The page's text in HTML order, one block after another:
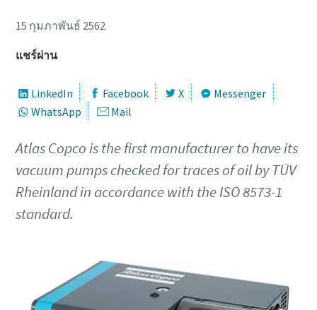
15 กุมภาพันธ์ 2562
แชร์ผ่าน
LinkedIn Facebook X
Messenger
WhatsApp
Mail
Atlas Copco is the first manufacturer to have its
vacuum pumps checked for traces of oil by TÜV
Rheinland in accordance with the ISO 8573-1
standard.
นามสกุล
อีเมล
โทรศัพท์
บริษัท
นามสกุล
อีเมล
โทรศัพท์
บริษัท
นามสกุล
อีเมล
โทรศัพท์
บริษัท